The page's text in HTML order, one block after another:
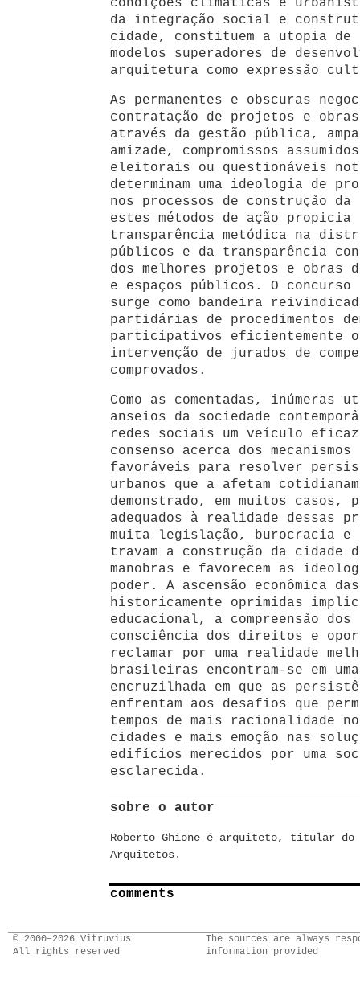
condições climáticas e
da integração social e
cidade, constituem a utopia de
modelos superadores de
arquitetura como expressão
As permanentes e obscuras
contratação de projetos e
através da gestão pública,
amizade, compromissos
eleitorais ou questionáveis
determinam uma ideologia de
nos processos de construção
estes métodos de ação
transparência metódica na
públicos e da transparência
dos melhores projetos e obras
e espaços públicos. O
surge como bandeira
partidárias de procedimentos
participativos eficientemente
intervenção de jurados de
comprovados.
Como as comentadas, inúmeras
anseios da sociedade
redes sociais um veículo
consenso acerca dos
favoráveis para resolver
urbanos que a afetam
demonstrado, em muitos
adequados à realidade dessas
muita legislação, burocracia e
travam a construção da cidade
manobras e favorecem as
poder. A ascensão econômica
historicamente oprimidas
educacional, a compreensão
consciência dos direitos e
reclamar por uma realidade
brasileiras encontram-se em
encruzilhada em que as
enfrentam aos desafios que
tempos de mais racionalidade
cidades e mais emoção nas
edifícios merecidos por uma
esclarecida.
sobre o autor
Roberto Ghione é arquiteto, titular do
Arquitetos.
comments
© 2000–2026 Vitruvius
All rights reserved
The sources are always
information provided